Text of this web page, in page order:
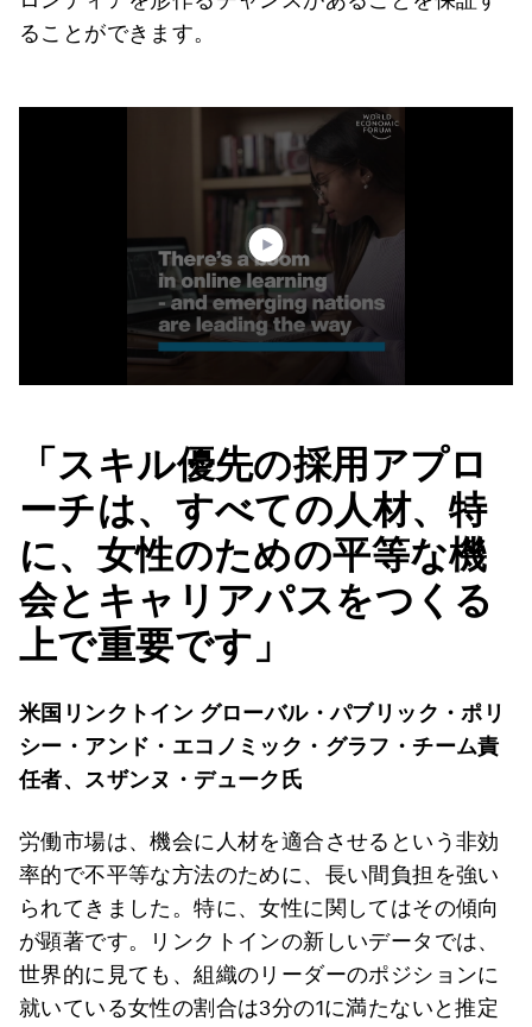
ることができます。
「スキル優先の採用アプロ
ーチは、すべての人材、特
に、女性のための平等な機
会とキャリアパスをつくる
上で重要です」
米国リンクトイン グローバル・パブリック・ポリ
シー・アンド・エコノミック・グラフ・チーム責
任者、スザンヌ・デューク氏
労働市場は、機会に人材を適合させるという非効
率的で不平等な方法のために、長い間負担を強い
られてきました。特に、女性に関してはその傾向
が顕著です。リンクトインの新しいデータでは、
世界的に見ても、組織のリーダーのポジションに
就いている女性の割合は3分の1に満たないと推定